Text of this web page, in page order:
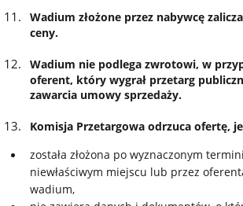
Wadium złożone przez nabywcę
ceny.
Wadium nie podlega zwrotowi, w
oferent, który wygrał przetarg
zawarcia umowy sprzedaży.
Komisja Przetargowa odrzuca ofertę,
została złożona po wyznaczonym
niewłaściwym miejscu lub przez
wadium,